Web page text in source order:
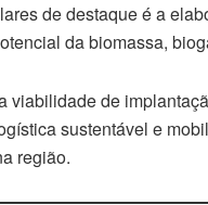
de destaque é a
da biomassa,
viabilidade de
sustentável e
região.